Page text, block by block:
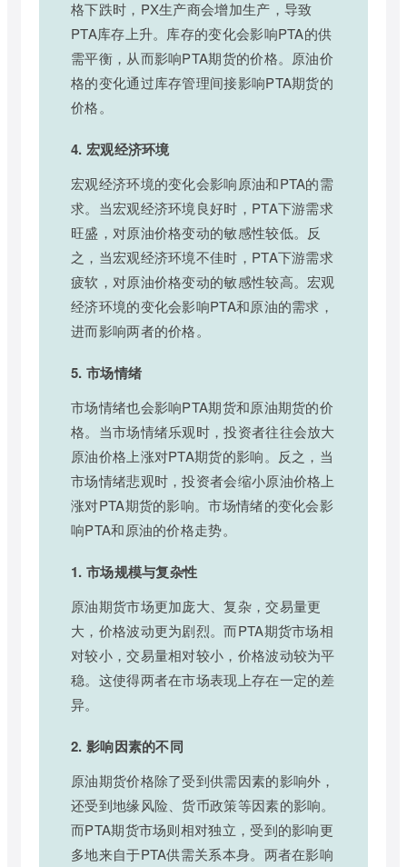
格下跌时，PX生产商会增加生产，导致
PTA库存上升。库存的变化会影响PTA的供
需平衡，从而影响PTA期货的价格。原油价
格的变化通过库存管理间接影响PTA期货的
价格。
4. 宏观经济环境
宏观经济环境的变化会影响原油和PTA的需
求。当宏观经济环境良好时，PTA下游需求
旺盛，对原油价格变动的敏感性较低。反
之，当宏观经济环境不佳时，PTA下游需求
疲软，对原油价格变动的敏感性较高。宏观
经济环境的变化会影响PTA和原油的需求，
进而影响两者的价格。
5. 市场情绪
市场情绪也会影响PTA期货和原油期货的价
格。当市场情绪乐观时，投资者往往会放大
原油价格上涨对PTA期货的影响。反之，当
市场情绪悲观时，投资者会缩小原油价格上
涨对PTA期货的影响。市场情绪的变化会影
响PTA和原油的价格走势。
1. 市场规模与复杂性
原油期货市场更加庞大、复杂，交易量更
大，价格波动更为剧烈。而PTA期货市场相
对较小，交易量相对较小，价格波动较为平
稳。这使得两者在市场表现上存在一定的差
异。
2. 影响因素的不同
原油期货价格除了受到供需因素的影响外，
还受到地缘风险、货币政策等因素的影响。
而PTA期货市场则相对独立，受到的影响更
多地来自于PTA供需关系本身。两者在影响